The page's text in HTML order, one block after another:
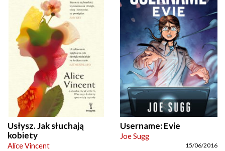
Usłysz. Jak słuchają
kobiety
Alice Vincent
Username: Evie
Joe Sugg
15/06/2016